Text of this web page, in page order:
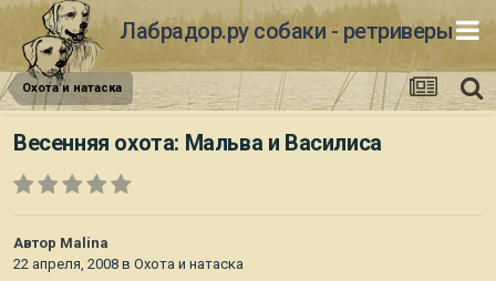
Лабрадор.ру собаки - ретриверы
Охота и натаска
Весенняя охота: Мальва и Василиса
Автор Malina
22 апреля, 2008 в Охота и натаска